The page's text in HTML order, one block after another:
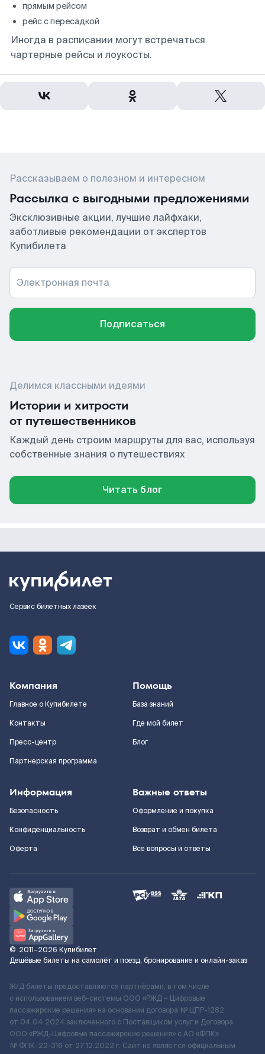
прямым рейсом
рейс с пересадкой
Иногда в расписании могут встречаться
чартерные рейсы и лоукосты.
Рассказываем о полезном и интересном
Рассылка с выгодными предложениями
Эксклюзивные акции, лучшие лайфхаки,
заботливые рекомендации от экспертов
Купибилета
Электронная почта
Подписаться
Делимся классными идеями
Истории и хитрости
от путешественников
Каждый день строим маршруты для вас, используя
собственные знания о путешествиях
Читать блог
Сервис билетных лазеек
Компания
Главное о Купибилете
Контакты
Пресс-центр
Партнерская программа
Помощь
База знаний
Где мой билет
Блог
Информация
Безопасность
Конфиденциальность
Оферта
Важные ответы
Оформление и покупка
Возврат и обмен билета
Все вопросы и ответы
© 2011–2026 Купибилет
Дешёвые билеты на самолёт и поезд, бронирование и онлайн-заказ
Ж/Д билеты предоставляются партнёрами, в том числе
с использованием веб-системы ООО «РЖД – Цифровые
пассажирские решения» на основании договора № ЦПР-1282
от 04.04.2024 заключенного с Поставщиком услуг и Договора
ООО «РЖД-Цифровые пассажирские решения» c АО «ФПК»
№ ФПК-22-316 от 27.12.2022 г. Сайт не является официальным